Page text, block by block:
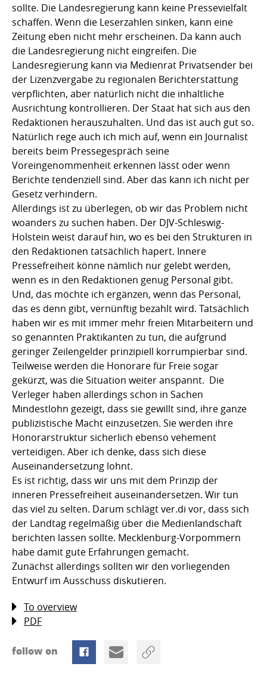
sollte. Die Landesregierung kann keine Pressevielfalt
schaffen. Wenn die Leserzahlen sinken, kann eine
Zeitung eben nicht mehr erscheinen. Da kann auch
die Landesregierung nicht eingreifen. Die
Landesregierung kann via Medienrat Privatsender bei
der Lizenzvergabe zu regionalen Berichterstattung
verpflichten, aber natürlich nicht die inhaltliche
Ausrichtung kontrollieren. Der Staat hat sich aus den
Redaktionen herauszuhalten. Und das ist auch gut so.
Natürlich rege auch ich mich auf, wenn ein Journalist
bereits beim Pressegespräch seine
Voreingenommenheit erkennen lässt oder wenn
Berichte tendenziell sind. Aber das kann ich nicht per
Gesetz verhindern.
Allerdings ist zu überlegen, ob wir das Problem nicht
woanders zu suchen haben. Der DJV-Schleswig-
Holstein weist darauf hin, wo es bei den Strukturen in
den Redaktionen tatsächlich hapert. Innere
Pressefreiheit könne nämlich nur gelebt werden,
wenn es in den Redaktionen genug Personal gibt.
Und, das möchte ich ergänzen, wenn das Personal,
das es denn gibt, vernünftig bezahlt wird. Tatsächlich
haben wir es mit immer mehr freien Mitarbeitern und
so genannten Praktikanten zu tun, die aufgrund
geringer Zeilengelder prinzipiell korrumpierbar sind.
Teilweise werden die Honorare für Freie sogar
gekürzt, was die Situation weiter anspannt. Die
Verleger haben allerdings schon in Sachen
Mindestlohn gezeigt, dass sie gewillt sind, ihre ganze
publizistische Macht einzusetzen. Sie werden ihre
Honorarstruktur sicherlich ebenso vehement
verteidigen. Aber ich denke, dass sich diese
Auseinandersetzung lohnt.
Es ist richtig, dass wir uns mit dem Prinzip der
inneren Pressefreiheit auseinandersetzen. Wir tun
das viel zu selten. Darum schlägt ver.di vor, dass sich
der Landtag regelmäßig über die Medienlandschaft
berichten lassen sollte. Mecklenburg-Vorpommern
habe damit gute Erfahrungen gemacht.
Zunächst allerdings sollten wir den vorliegenden
Entwurf im Ausschuss diskutieren.
To overview
PDF
follow on